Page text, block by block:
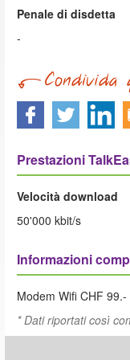
Penale di disdetta
-
Prestazioni
Velocità download
50'000 kbit/s
Informazioni
Modem Wifi CHF 99.-
* Dati riportati così